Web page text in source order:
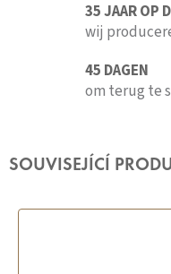
35 JAAR OP
wij
45 DAGEN
om terug te
SOUVISEJÍCÍ